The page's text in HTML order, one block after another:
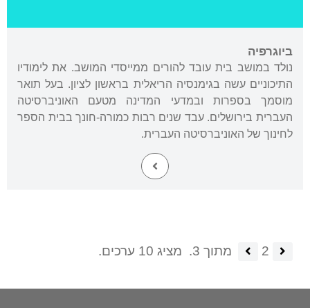
ביוגרפיה
נולד במושב בית עובד להורים ממייסדי המושב. את לימודיו
התיכוניים עשה בגימנסיה הריאלית בראשון לציון. בעל תואר
מוסמך בספרות ובמדעי המדינה מטעם האוניברסיטה
העברית בירושלים. עבד שנים רבות כמורה-חונך בבית הספר
לחינוך של האוניברסיטה העברית.
2 מתוך 3. מציג 10 ערכים.